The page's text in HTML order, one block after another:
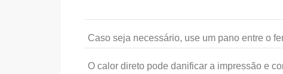
Caso seja necessário, use um pano entre o
O calor direto pode danificar a impressão e